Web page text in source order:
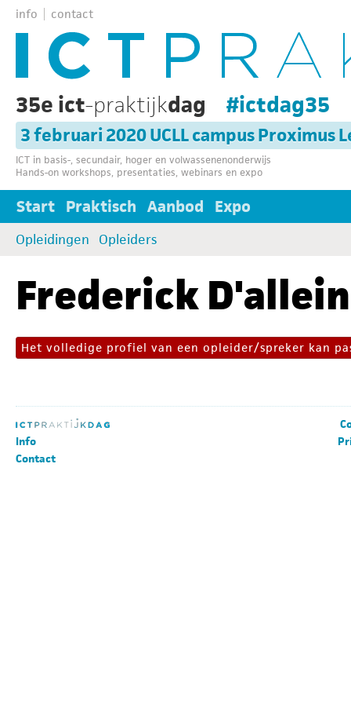
info contact
35e ict-praktijkdag #ictdag35
3 februari 2020 UCLL campus Proximus
ICT in basis-, secundair, hoger en volwassenenonderwijs
Hands-on workshops, presentaties, webinars en expo
Start Praktisch Aanbod Expo
Opleidingen Opleiders
Frederick
Het volledige profiel van een opleider/spreker kan
Info
Contact